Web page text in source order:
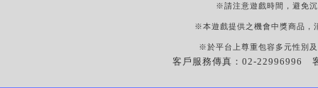
※請注意遊戲時間，避免
※本遊戲提供之機會中獎商品，
※於平台上尊重包容多元性別
客戶服務傳真：02-22996996